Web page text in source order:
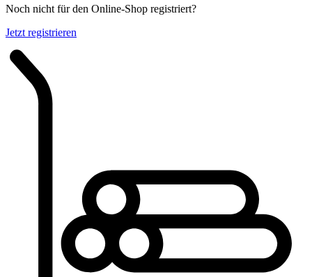
Noch nicht für den Online-Shop registriert?
Jetzt registrieren